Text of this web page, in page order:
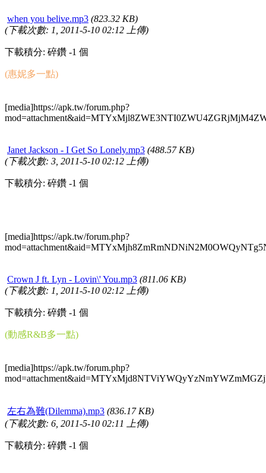
when you belive.mp3 (823.32 KB)
(下載次數: 1, 2011-5-10 02:12 上傳)
下載積分: 碎鑽 -1 個
(惠妮多一點)
[media]https://apk.tw/forum.php?
Janet Jackson - I Get So Lonely.mp3 (488.57 KB)
(下載次數: 3, 2011-5-10 02:12 上傳)
下載積分: 碎鑽 -1 個
[media]https://apk.tw/forum.php?
Crown J ft. Lyn - Lovin\' You.mp3 (811.06 KB)
(下載次數: 1, 2011-5-10 02:12 上傳)
下載積分: 碎鑽 -1 個
(動感R&B多一點)
[media]https://apk.tw/forum.php?
左右為難(Dilemma).mp3 (836.17 KB)
(下載次數: 6, 2011-5-10 02:11 上傳)
下載積分: 碎鑽 -1 個